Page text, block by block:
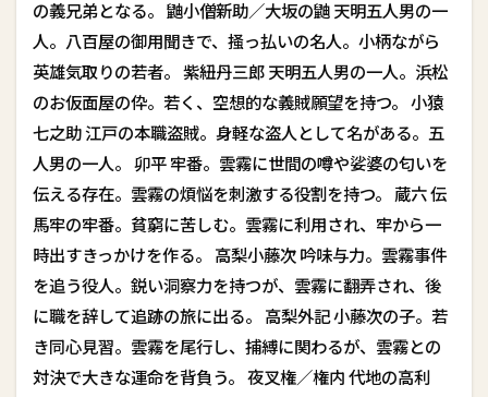
の義兄弟となる。 鼬小僧新助／大坂の鼬 天明五人男の一
人。八百屋の御用聞きで、掻っ払いの名人。小柄ながら
英雄気取りの若者。 紫紐丹三郎 天明五人男の一人。浜松
のお仮面屋の伜。若く、空想的な義賊願望を持つ。 小猿
七之助 江戸の本職盗賊。身軽な盗人として名がある。五
人男の一人。 卯平 牢番。雲霧に世間の噂や娑婆の匂いを
伝える存在。雲霧の煩悩を刺激する役割を持つ。 蔵六 伝
馬牢の牢番。貧窮に苦しむ。雲霧に利用され、牢から一
時出すきっかけを作る。 高梨小藤次 吟味与力。雲霧事件
を追う役人。鋭い洞察力を持つが、雲霧に翻弄され、後
に職を辞して追跡の旅に出る。 高梨外記 小藤次の子。若
き同心見習。雲霧を尾行し、捕縛に関わるが、雲霧との
対決で大きな運命を背負う。 夜叉権／権内 代地の高利